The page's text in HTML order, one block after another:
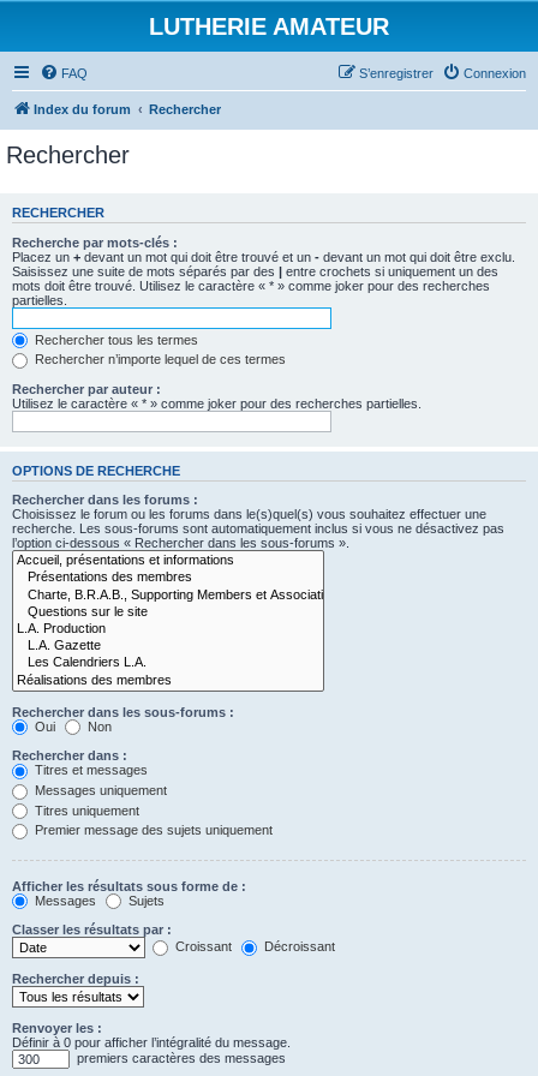
LUTHERIE AMATEUR
FAQ Connexion
S’enregistrer
Index du forum Rechercher
Rechercher
RECHERCHER
Recherche par mots-clés :
Placez un + devant un mot qui doit être trouvé et un - devant un mot qui doit être exclu.
Saisissez une suite de mots séparés par des | entre crochets si uniquement un des
mots doit être trouvé. Utilisez le caractère « * » comme joker pour des recherches
partielles.
Rechercher tous les termes
Rechercher n’importe lequel de ces termes
Rechercher par auteur :
Utilisez le caractère « * » comme joker pour des recherches partielles.
OPTIONS DE RECHERCHE
Rechercher dans les forums :
Choisissez le forum ou les forums dans le(s)quel(s) vous souhaitez effectuer une
recherche. Les sous-forums sont automatiquement inclus si vous ne désactivez pas
l’option ci-dessous « Rechercher dans les sous-forums ».
Rechercher dans les sous-forums :
Oui
Non
Rechercher dans :
Titres et messages
Messages uniquement
Titres uniquement
Premier message des sujets uniquement
Afficher les résultats sous forme de :
Messages
Sujets
Classer les résultats par :
Croissant
Décroissant
Rechercher depuis :
Renvoyer les :
Définir à 0 pour afficher l’intégralité du message.
premiers caractères des messages